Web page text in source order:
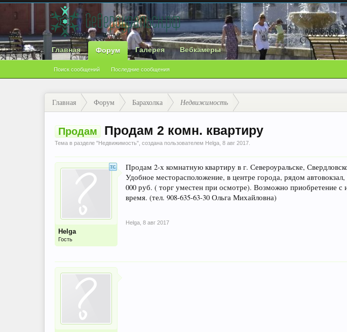
Главная Форум
Поиск сообщений Последние сообщения
Галерея Вебкамеры
Главная Форум Барахолка Недвижимость
Продам Продам 2 комн. квартиру
Тема в разделе "Недвижимость", создана пользователем Helga 8 авг 2017
Helga
Гость
Продам 2-х комнатную квартиру в г. Североуральске,
Удобное месторасположение, в центре города, рядом
000 руб. ( торг уместен при осмотре). Возможно приобретение с
время. (тел. 908-635-63-30 Ольга Михайловна)
Helga 8 авг 2017